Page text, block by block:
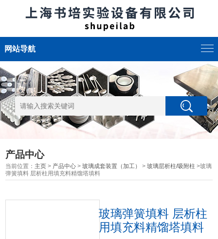
网站导航
产品中心
当前位置： 主页 > 产品中心 >玻璃成套装置（加工） >玻璃层析柱/吸附柱 >玻璃
弹簧填料 层析柱用填充料精馏塔填料
玻璃弹簧填料 层析柱
用填充料精馏塔填料